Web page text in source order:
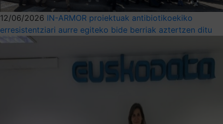
12/06/2026 IN-ARMOR proiektuak antibiotikoekiko
erresistentziari aurre egiteko bide berriak aztertzen ditu